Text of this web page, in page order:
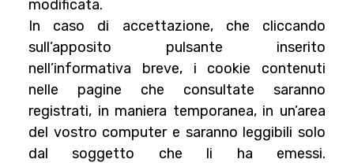
modificata.
In caso di accettazione, che cliccando
sull’apposito pulsante inserito
nell’informativa breve, i cookie contenuti
nelle pagine che consultate saranno
registrati, in maniera temporanea, in un’area
del vostro computer e saranno leggibili solo
dal soggetto che li ha emessi.